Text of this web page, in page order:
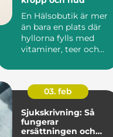
En Hälsobutik är mer
än bara en plats där
hyllorna fylls med
vitaminer, teer och
03. feb
Sjukskrivning: Så
fungerar
ersättningen och